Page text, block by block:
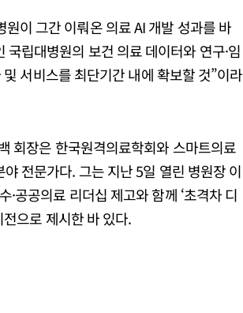
이 그간 이뤄온 의료 AI 개발 성과를 바
립대병원의 보건 의료 데이터와 연구·임
서비스를 최단기간 내에 확보할 것”이라
회장은 한국원격의료학회와 스마트의료
전문가다. 그는 지난 5일 열린 병원장 이
·공공의료 리더십 제고와 함께 ‘초격차 디
으로 제시한 바 있다.